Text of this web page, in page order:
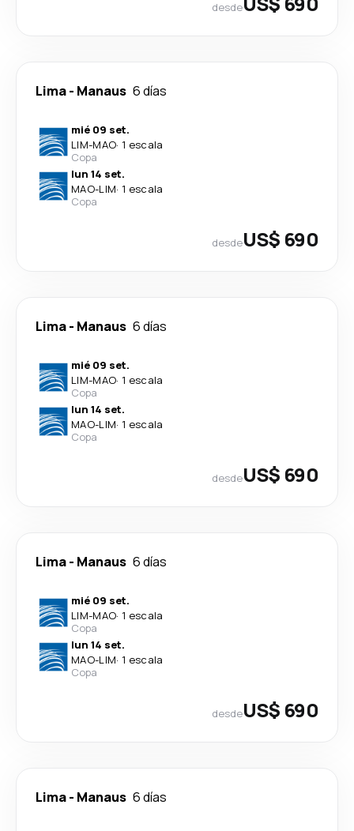
desde
Lima- Manaus 6 días
mié 09 set.
LIM-MAO· 1 escala
Copa
lun 14 set.
MAO-LIM· 1 escala
Copa
desdeUS$ 690
Lima- Manaus 6 días
mié 09 set.
LIM-MAO· 1 escala
Copa
lun 14 set.
MAO-LIM· 1 escala
Copa
desdeUS$ 690
Lima- Manaus 6 días
mié 09 set.
LIM-MAO· 1 escala
Copa
lun 14 set.
MAO-LIM· 1 escala
Copa
desdeUS$ 690
Lima- Manaus 6 días